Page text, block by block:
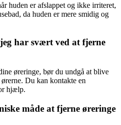
huden er afslappet og ikke irriteret,
da huden er mere smidig og
har svært ved at fjerne
øreringe, bør du undgå at blive
Du kan kontakte en
hjælp.
måde at fjerne øreringe